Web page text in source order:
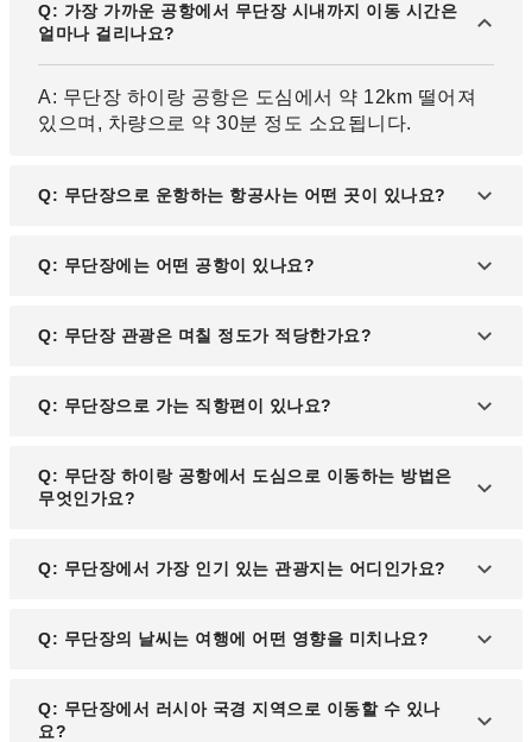
Q: 가장 가까운 공항에서 무단장 시내까지 이동 시간은
얼마나 걸리나요?
A: 무단장 하이랑 공항은 도심에서 약 12km 떨어져
있으며, 차량으로 약 30분 정도 소요됩니다.
Q: 무단장으로 운항하는 항공사는 어떤 곳이 있나요?
A: 국내선으로는 중국국제항공, 심천항공 등이 있으
Q: 무단장에는 어떤 공항이 있나요?
A: 무단장에는 무단장 하이랑 공항(MDG)이 유일한
Q: 무단장 관광은 며칠 정도가 적당한가요?
A: 주요 관광지를 둘러보는 데는 2박 3일 일정이 가
니다.
Q: 무단장으로 가는 직항편이 있나요?
A: 한국에서 무단장으로 가는 직항편은 없습니다. 서
울(인천)에서 베이징, 상하이 등을 경유하는 항공편
Q: 무단장 하이랑 공항에서 도심으로 이동하는 방법은
무엇인가요?
A: 공항에서 도심까지 이동하는 방법으로는 공항 셔
이동 수단입니다.
Q: 무단장에서 가장 인기 있는 관광지는 어디인가요?
A: 무단장의 대표적인 관광지로는 청룡산 국립공원,
제가 인기가 많습니다.
Q: 무단장의 날씨는 여행에 어떤 영향을 미치나요?
A: 무단장은 겨울이 길고 추운 대륙성 기후로, 겨울철
에는 -20℃ 이하로 떨어지는 경우가 많습니다. 여름
Q: 무단장에서 러시아 국경 지역으로 이동할 수 있나
요?